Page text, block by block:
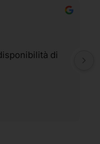
di